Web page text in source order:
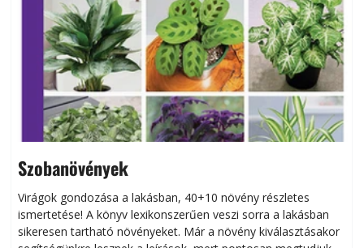
Szobanövények
Virágok gondozása a lakásban, 40+10 növény részletes
ismertetése! A könyv lexikonszerűen veszi sorra a lakásban
sikeresen tart­ha­tó növényeket. Már a növény kiválasztásakor